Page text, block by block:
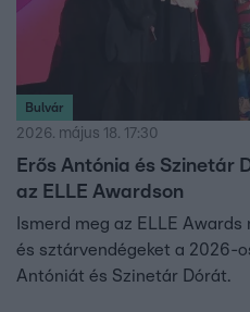
Bulvár
2026. május 18. 17:30
Erős Antónia és Szinetár
az ELLE Awardson
Ismerd meg az ELLE
és sztárvendégeket a 2026-
Antóniát és Szinetár Dórát.